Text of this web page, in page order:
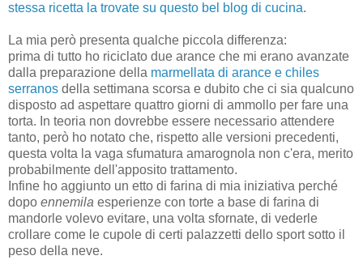
stessa ricetta la trovate su questo bel blog di cucina.
La mia però presenta qualche piccola differenza:
prima di tutto ho riciclato due arance che mi erano avanzate
dalla preparazione della marmellata di arance e chiles
serranos della settimana scorsa e dubito che ci sia qualcuno
disposto ad aspettare quattro giorni di ammollo per fare una
torta. In teoria non dovrebbe essere necessario attendere
tanto, però ho notato che, rispetto alle versioni precedenti,
questa volta la vaga sfumatura amarognola non c'era, merito
probabilmente dell'apposito trattamento.
Infine ho aggiunto un etto di farina di mia iniziativa perché
dopo ennemila esperienze con torte a base di farina di
mandorle volevo evitare, una volta sfornate, di vederle
crollare come le cupole di certi palazzetti dello sport sotto il
peso della neve.